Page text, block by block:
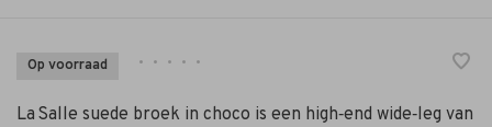
Op voorraad • • • • •
La Salle suede broek in choco is een high‑end wide‑leg van